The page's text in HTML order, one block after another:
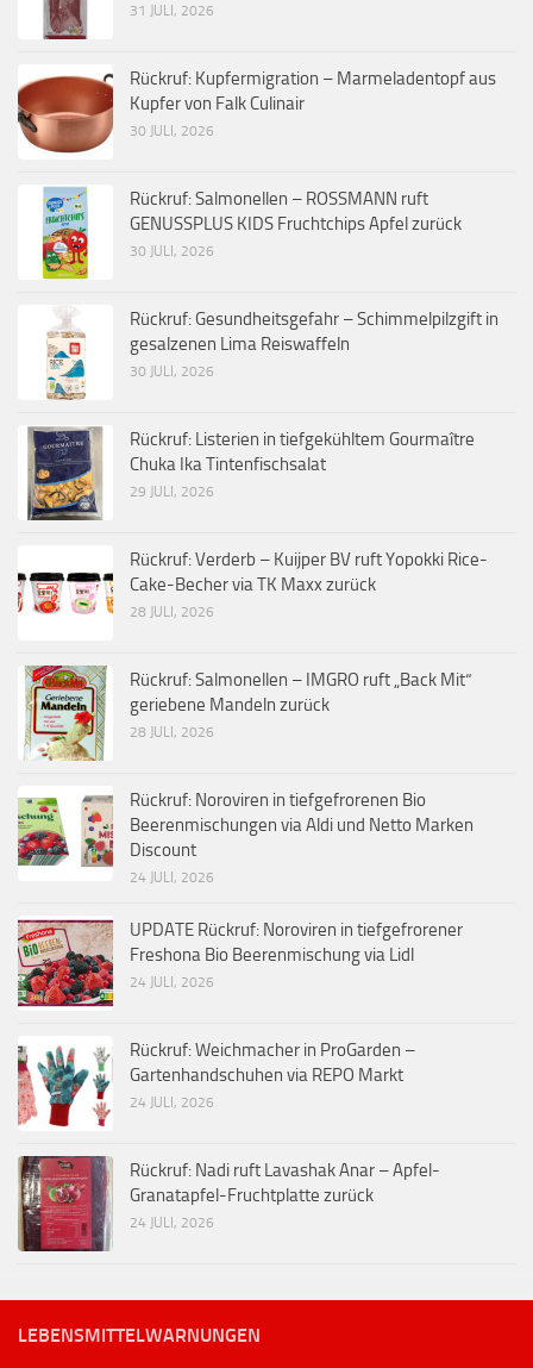
31 JULI, 2026
Rückruf: Kupfermigration – Marmeladentopf aus
Kupfer von Falk Culinair
30 JULI, 2026
Rückruf: Salmonellen – ROSSMANN ruft
GENUSSPLUS KIDS Fruchtchips Apfel zurück
30 JULI, 2026
Rückruf: Gesundheitsgefahr – Schimmelpilzgift in
gesalzenen Lima Reiswaffeln
30 JULI, 2026
Rückruf: Listerien in tiefgekühltem Gourmaître
Chuka Ika Tintenfischsalat
29 JULI, 2026
Rückruf: Verderb – Kuijper BV ruft Yopokki Rice-
Cake-Becher via TK Maxx zurück
28 JULI, 2026
Rückruf: Salmonellen – IMGRO ruft „Back Mit“
geriebene Mandeln zurück
28 JULI, 2026
Rückruf: Noroviren in tiefgefrorenen Bio
Beerenmischungen via Aldi und Netto Marken
Discount
24 JULI, 2026
UPDATE Rückruf: Noroviren in tiefgefrorener
Freshona Bio Beerenmischung via Lidl
24 JULI, 2026
Rückruf: Weichmacher in ProGarden –
Gartenhandschuhen via REPO Markt
24 JULI, 2026
Rückruf: Nadi ruft Lavashak Anar – Apfel-
Granatapfel-Fruchtplatte zurück
24 JULI, 2026
LEBENSMITTELWARNUNGEN